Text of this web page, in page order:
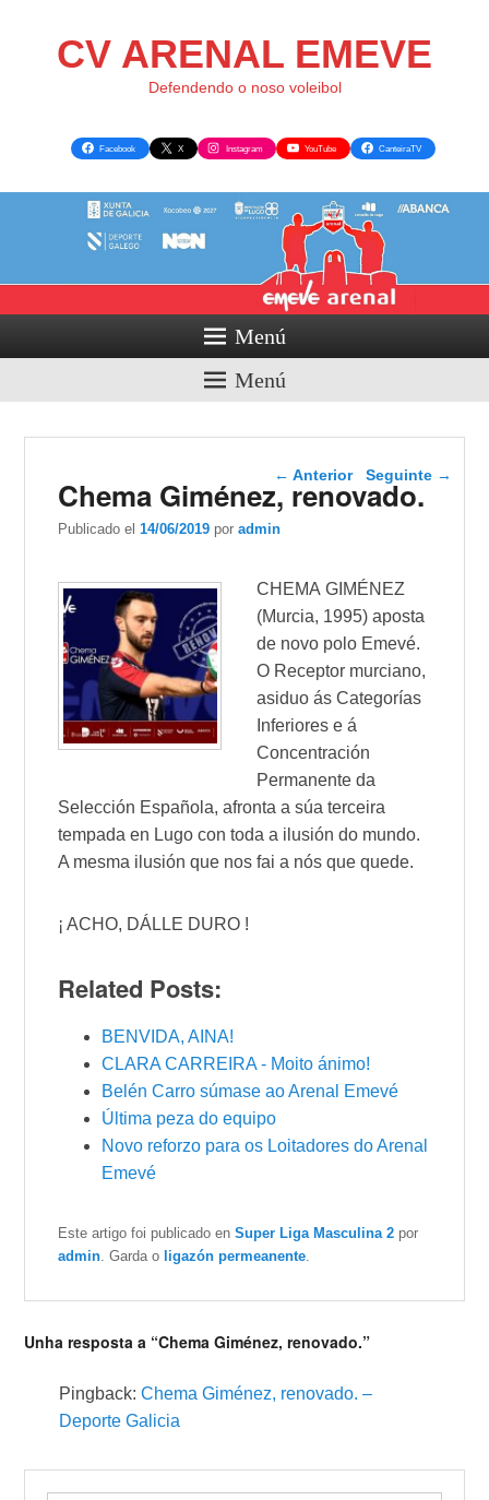
CV ARENAL EMEVE
Defendendo o noso voleibol
Facebook X Instagram YouTube CanteiraTV
Menú
Menú
Navegador de artigos
← Anterior Seguinte →
Chema Giménez, renovado.
Publicado el14/06/2019 poradmin
CHEMA GIMÉNEZ
(Murcia, 1995) aposta
de novo polo Emevé.
O Receptor murciano,
asiduo ás Categorías
Inferiores e á
Concentración
Permanente da
Selección Española, afronta a súa terceira
tempada en Lugo con toda a ilusión do mundo.
A mesma ilusión que nos fai a nós que quede.
¡ ACHO, DÁLLE DURO !
Related Posts:
BENVIDA, AINA!
CLARA CARREIRA - Moito ánimo!
Belén Carro súmase ao Arenal Emevé
Última peza do equipo
Novo reforzo para os Loitadores do Arenal
Emevé
Este artigo foi publicado enSuper Liga Masculina 2 por
admin . Garda o ligazón permeanente
Unha resposta a “Chema Giménez, renovado.”
Pingback:Chema Giménez, renovado. –
Deporte Galicia